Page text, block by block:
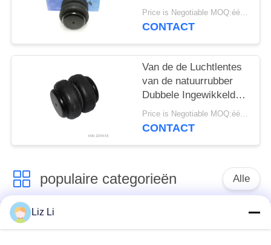
vrachtwagens 2S70-13
Universele airbag
Price is Negotiable MOQ:één pc/pcs
CONTACT
Van de de Luchtlentes
van de natuurrubber
Dubbele Ingewikkelde
Vrachtwagen OEM
2B6535 2S2600 FD70-
Price is Negotiable MOQ:één pc/pcs
CONTACT
populaire categorieën Alle
De Schok van de
luchtopschorting
luchtopschorting
Liz Li